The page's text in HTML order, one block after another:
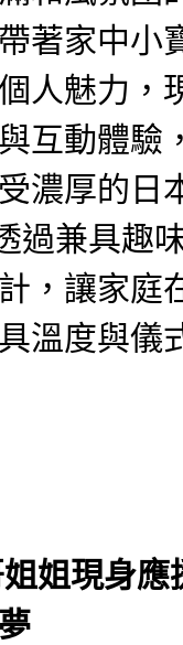
著家中小
人魅力，
互動體驗
濃厚的日
過兼具趣
，讓家庭
溫度與儀
姐現身應